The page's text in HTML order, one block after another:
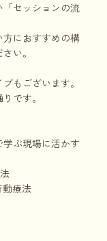
セッションの流
におすすめの構
い。
もございます。
です。
学ぶ現場に活かす
療法